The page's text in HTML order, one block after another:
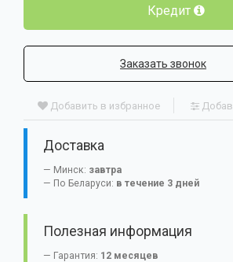
Кредит
Заказать звонок
Добавить в избранное
Доставка
Минск: завтра
По Беларуси: в течение 3 дней
Полезная информация
Гарантия: 12 месяцев